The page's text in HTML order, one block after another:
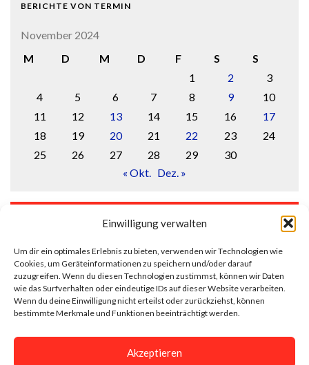
Einwilligung verwalten
Um dir ein optimales Erlebnis zu bieten, verwenden wir Technologien wie
Cookies, um Geräteinformationen zu speichern und/oder darauf
zuzugreifen. Wenn du diesen Technologien zustimmst, können wir Daten
wie das Surfverhalten oder eindeutige IDs auf dieser Website verarbeiten.
Wenn du deine Einwilligung nicht erteilst oder zurückziehst, können
bestimmte Merkmale und Funktionen beeinträchtigt werden.
Akzeptieren
BERICHTE VON TERMIN
November 2024
M
D M D F S
S
1
2
3
4
5 6 7 8 9
10
11
12 13 14 15 16
17
18
19 20 21 22 23
24
25
26 27 28 29
30
« Okt. Dez. »
Anmelden
Eintrags-Feed
Kommentar-Feed